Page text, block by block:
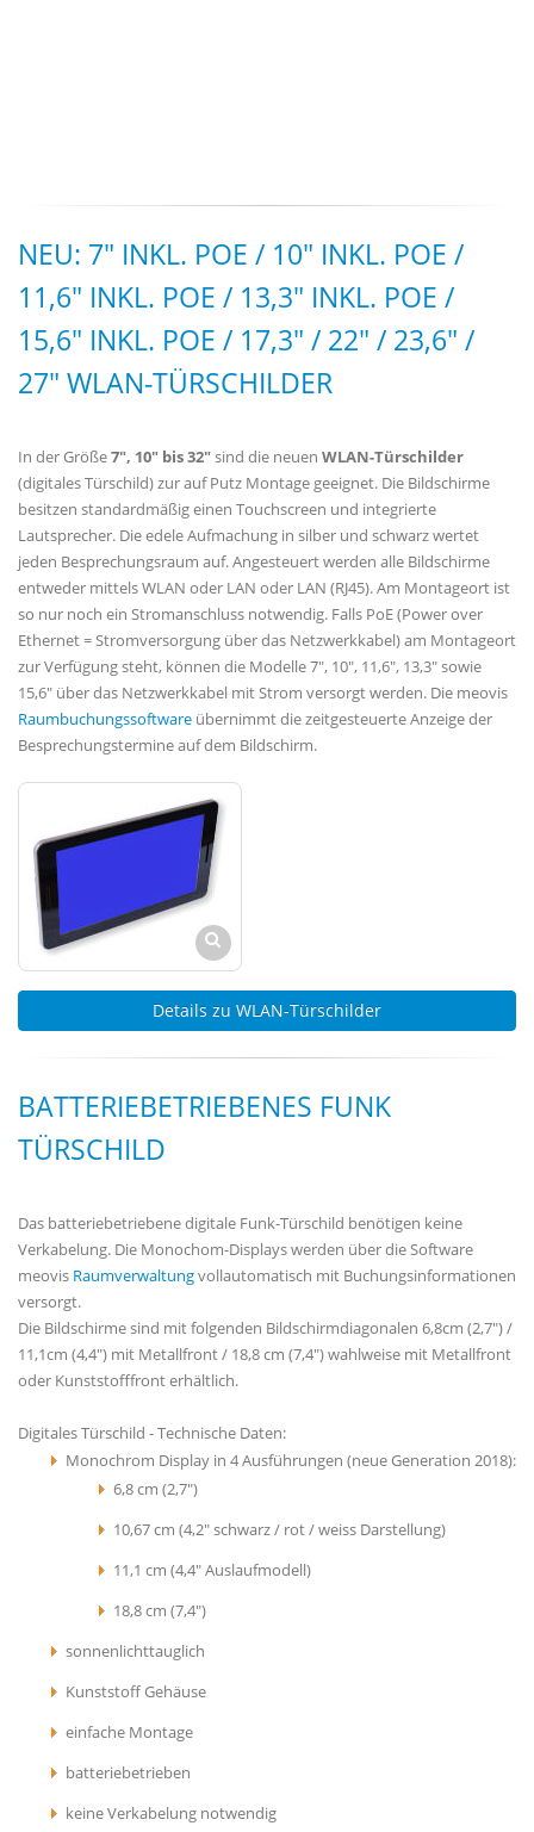
NEU: 7" INKL. POE / 10" INKL. POE /
11,6" INKL. POE / 13,3" INKL. POE /
15,6" INKL. POE / 17,3" / 22" / 23,6" /
27" WLAN-TÜRSCHILDER
In der Größe7", 10" bis 32"sind die neuen WLAN-Türschilder
(digitales Türschild) zur auf Putz Montage geeignet. Die Bildschirme
besitzen standardmäßig einen Touchscreen und integrierte
Lautsprecher. Die edele Aufmachung in silber und schwarz wertet
jeden Besprechungsraum auf. Angesteuert werden alle Bildschirme
entweder mittels WLAN oder LAN oder LAN (RJ45). Am Montageort ist
so nur noch ein Stromanschluss notwendig. Falls PoE (Power over
Ethernet = Stromversorgung über das Netzwerkkabel) am Montageort
zur Verfügung steht, können die Modelle 7", 10", 11,6", 13,3" sowie
15,6" über das Netzwerkkabel mit Strom versorgt werden. Die meovis
Raumbuchungssoftware übernimmt die zeitgesteuerte Anzeige der
Besprechungstermine auf dem Bildschirm.
Details zu WLAN-Türschilder
BATTERIEBETRIEBENES FUNK
TÜRSCHILD
Das batteriebetriebene digitale Funk-Türschild benötigen keine
Verkabelung. Die Monochom-Displays werden über die Software
meovis Raumverwaltungvollautomatisch mit Buchungsinformationen
versorgt.
Die Bildschirme sind mit folgenden Bildschirmdiagonalen 6,8cm (2,7") /
11,1cm (4,4") mit Metallfront / 18,8 cm (7,4") wahlweise mit Metallfront
oder Kunststofffront erhältlich.
Digitales Türschild - Technische Daten:
Monochrom Display in 4 Ausführungen (neue Generation 2018):
6,8 cm (2,7")
10,67 cm (4,2" schwarz / rot / weiss Darstellung)
11,1 cm (4,4" Auslaufmodell)
18,8 cm (7,4")
sonnenlichttauglich
Kunststoff Gehäuse
einfache Montage
batteriebetrieben
keine Verkabelung notwendig